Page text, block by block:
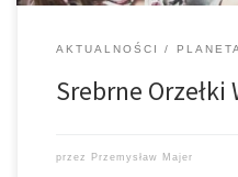
AKTUALNOŚCI
Srebrne Orzełki
przez Przemysław Majer